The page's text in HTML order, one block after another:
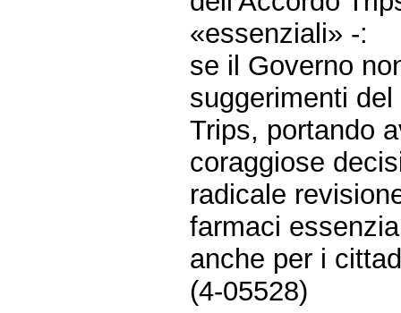
«essenziali» -:
se il Governo
suggerimenti
Trips, portando
coraggiose
radicale
farmaci
anche per i
(4-05528)